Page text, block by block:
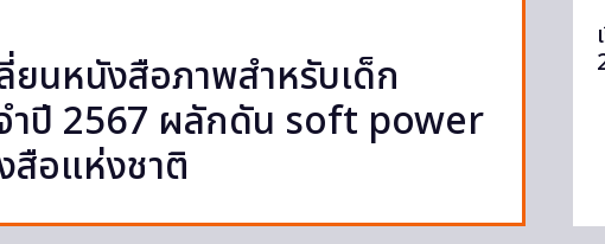
ยนหนังสือภาพสำหรับเด็ก
จำปี 2567 ผลักดัน soft power
สือแห่งชาติ